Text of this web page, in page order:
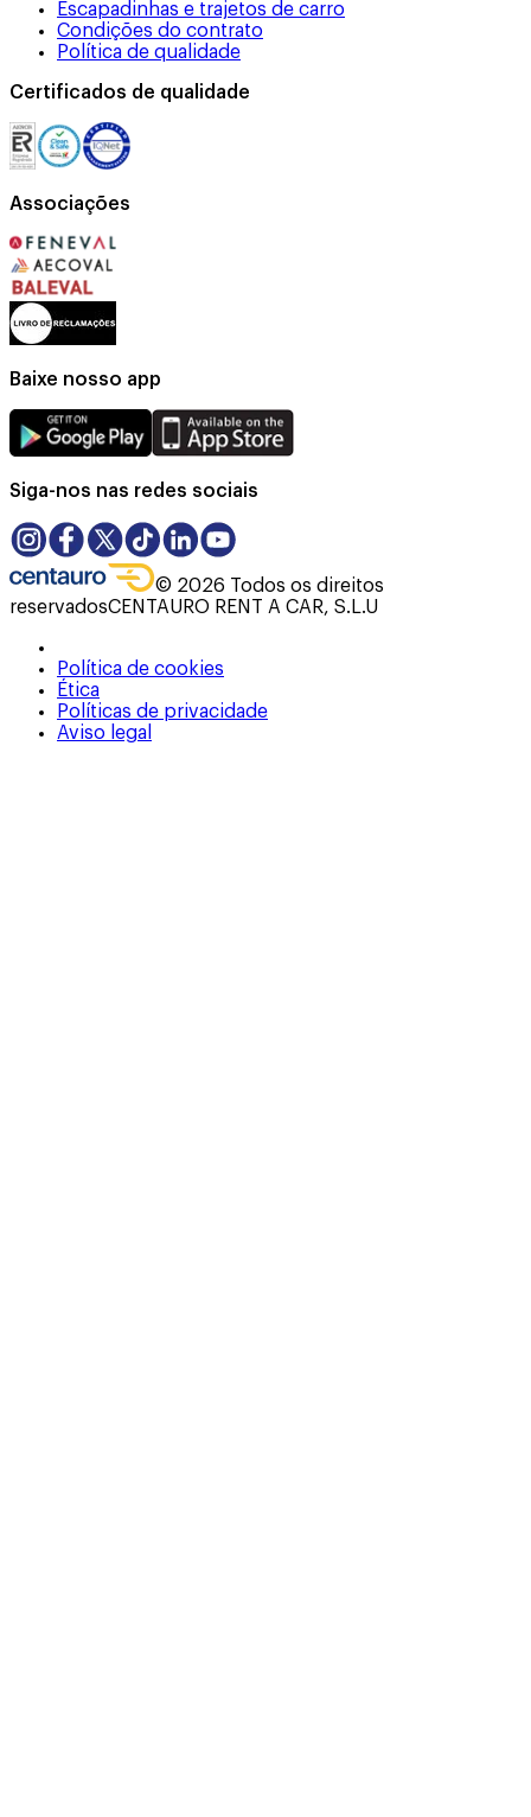
Escapadinhas e trajetos de carro
Condições do contrato
Política de qualidade
Certificados de qualidade
Associações
Baixe nosso app
Siga-nos nas redes sociais
© 2026 Todos os direitos
reservadosCENTAURO RENT A CAR, S.L.U
Política de cookies
Ética
Políticas de privacidade
Aviso legal